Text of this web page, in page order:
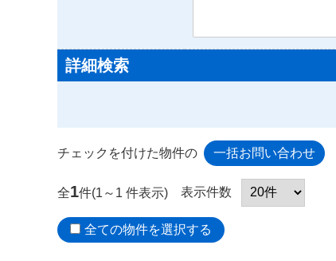
詳細検索
チェックを付けた物件の
全1件(1～1 件表示) 表示件数
全ての物件を選択する